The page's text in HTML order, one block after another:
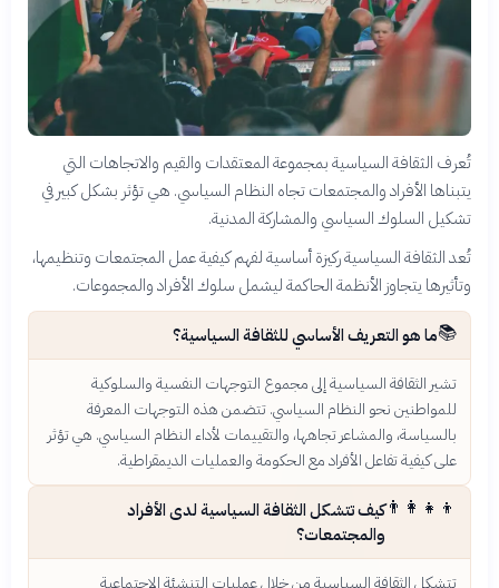
تُعرف الثقافة السياسية بمجموعة المعتقدات والقيم والاتجاهات التي
يتبناها الأفراد والمجتمعات تجاه النظام السياسي. هي تؤثر بشكل كبير في
تشكيل السلوك السياسي والمشاركة المدنية.
تُعد الثقافة السياسية ركيزة أساسية لفهم كيفية عمل المجتمعات وتنظيمها،
وتأثيرها يتجاوز الأنظمة الحاكمة ليشمل سلوك الأفراد والمجموعات.
📚ما هو التعريف الأساسي للثقافة السياسية؟
تشير الثقافة السياسية إلى مجموع التوجهات النفسية والسلوكية
للمواطنين نحو النظام السياسي. تتضمن هذه التوجهات المعرفة
بالسياسة، والمشاعر تجاهها، والتقييمات لأداء النظام السياسي. هي تؤثر
على كيفية تفاعل الأفراد مع الحكومة والعمليات الديمقراطية.
👨‍👩‍👧‍👦كيف تتشكل الثقافة السياسية لدى الأفراد
والمجتمعات؟
تتشكل الثقافة السياسية من خلال عمليات التنشئة الاجتماعية